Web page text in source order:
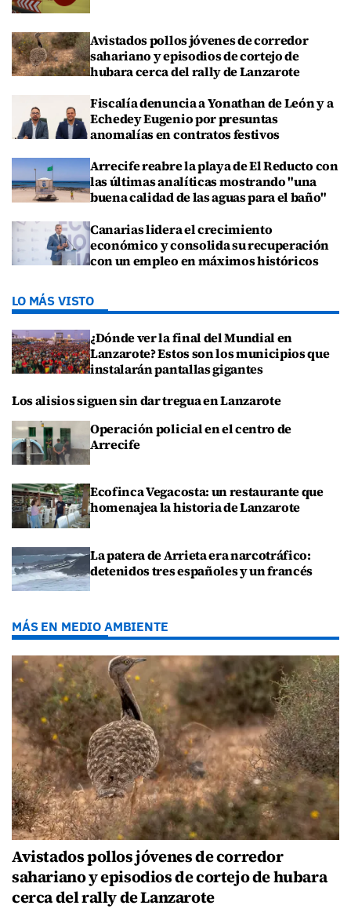
Avistados pollos jóvenes de corredor
sahariano y episodios de cortejo de
hubara cerca del rally de Lanzarote
Fiscalía denuncia a Yonathan de León y a
Echedey Eugenio por presuntas
anomalías en contratos festivos
Arrecife reabre la playa de El Reducto con
las últimas analíticas mostrando "una
buena calidad de las aguas para el baño"
Canarias lidera el crecimiento
económico y consolida su recuperación
con un empleo en máximos históricos
LO MÁS VISTO
¿Dónde ver la final del Mundial en
Lanzarote? Estos son los municipios que
instalarán pantallas gigantes
Los alisios siguen sin dar tregua en Lanzarote
Operación policial en el centro de
Arrecife
Ecofinca Vegacosta: un restaurante que
homenajea la historia de Lanzarote
La patera de Arrieta era narcotráfico:
detenidos tres españoles y un francés
MÁS EN MEDIO AMBIENTE
Avistados pollos jóvenes de corredor
sahariano y episodios de cortejo de hubara
cerca del rally de Lanzarote